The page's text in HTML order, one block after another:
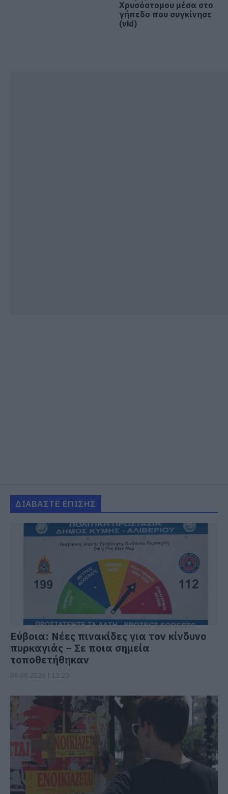
Φωτιά στην Εύβοια σε ξερά χόρτα
Χρυσόστομου μέσα στο
γήπεδο που συγκίνησε
(vid)
ΔΙΑΒΑΣΤΕ ΕΠΙΣΗΣ
Εύβοια: Νέες πινακίδες για τον κίνδυνο
πυρκαγιάς – Σε ποια σημεία
τοποθετήθηκαν